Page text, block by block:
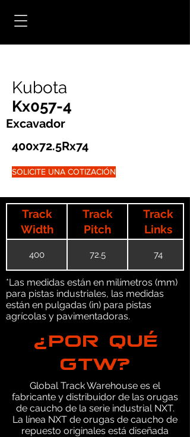
Kubota
Kx057-4
Excavador
400x72.5Rx74
SOLICITE UNA COTIZACIÓN
Track
Width
Track
Pitch
Track
Links
400 72.5 74
*Las medidas están en milímetros (mm)
para pistas industriales, las medidas
están en pulgadas (in) para pistas
agrícolas y pavimentadoras.
¿POR QUÉ
GTW?
Global Track Warehouse es el
fabricante y distribuidor de las orugas
de caucho de la serie industrial NXT.
La línea NXT de orugas de caucho de
repuesto originales está diseñada